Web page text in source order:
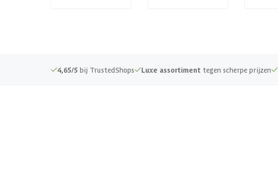
4,65/5 bij TrustedShops Luxe assortiment tegen scherpe prijzen